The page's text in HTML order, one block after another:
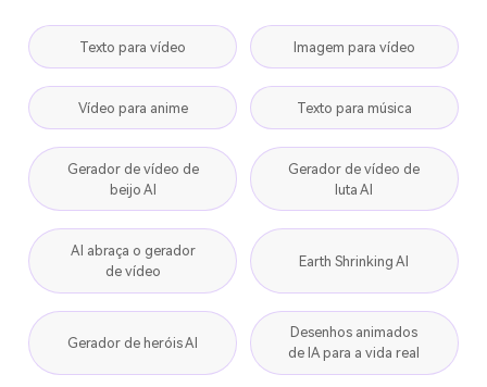
Texto para vídeo Imagem para vídeo
Vídeo para anime Texto para música
Gerador de vídeo de
beijo AI
Gerador de vídeo de
luta AI
AI abraça o gerador
de vídeo
Earth Shrinking AI
Gerador de heróis AI
Desenhos animados
de IA para a vida real